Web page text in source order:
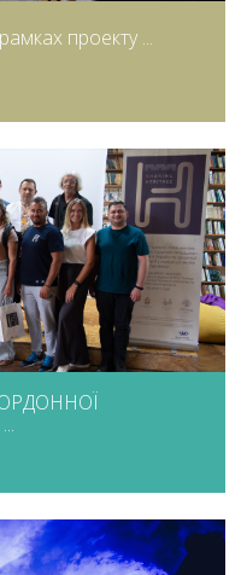
проекту ...